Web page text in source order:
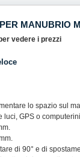
MANUBRIO
vedere i prezzi
lo spazio sul
luci, GPS o
di 90° e di